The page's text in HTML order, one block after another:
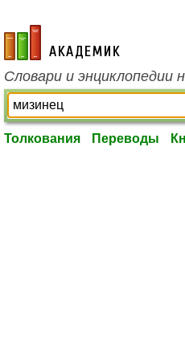
academic.ru
Словари и энциклопедии
Толкования Переводы